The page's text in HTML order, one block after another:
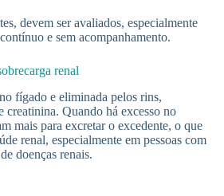
devem ser avaliados, especialmente
e sem acompanhamento.
renal
fígado e eliminada pelos rins,
creatinina. Quando há excesso no
mais para excretar o excedente, o que
renal, especialmente em pessoas com
doenças renais.